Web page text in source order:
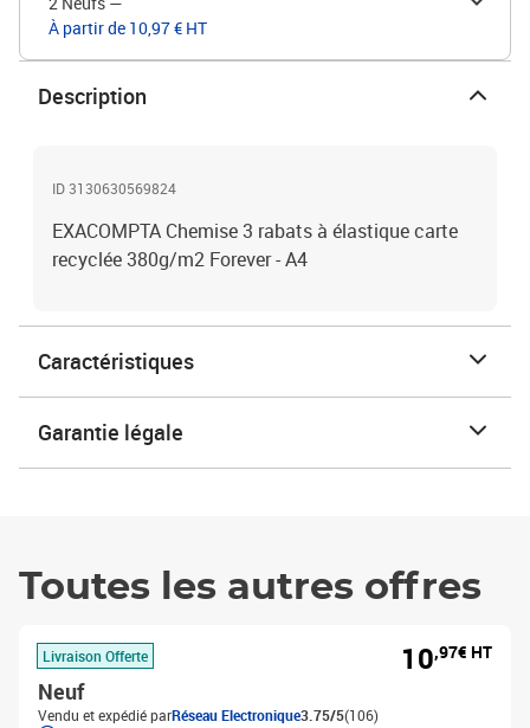
À partir de 10,97 € HT
Description
ID 3130630569824
EXACOMPTA Chemise 3 rabats à élastique carte
recyclée 380g/m2 Forever - A4
Caractéristiques
Garantie légale
Toutes les autres offres
Livraison Offerte
Neuf
Vendu et expédié parRéseau Electronique3.75/5(106)
10,97€ HT